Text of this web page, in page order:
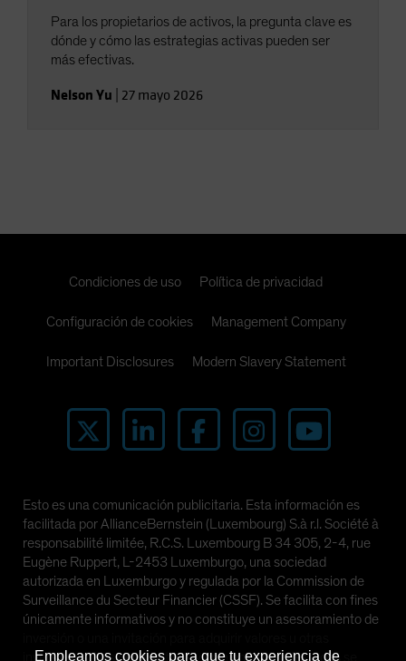
Para los propietarios de activos, la pregunta clave es
dónde y cómo las estrategias activas pueden ser
más efectivas.
Nelson Yu 27 mayo 2026
Condiciones de uso Política de privacidad
Configuración de cookies Management Company
Important Disclosures Modern Slavery Statement
Esto es una comunicación publicitaria. Esta información es
facilitada por AllianceBernstein (Luxembourg) S.à r.l. Société à
responsabilité limitée, R.C.S. Luxembourg B 34 305, 2-4, rue
Eugène Ruppert, L-2453 Luxemburgo, una sociedad
autorizada en Luxemburgo y regulada por la Commission de
Surveillance du Secteur Financier (CSSF). Se facilita con fines
únicamente informativos y no constituye un asesoramiento de
inversiones. Las perspectivas y opiniones manifestadas se
Empleamos cookies para que tu experiencia de